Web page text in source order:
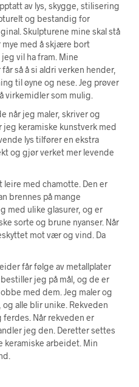
av lys, skygge, stilisering
og bestandig for
Skulpturene mine skal stå
med å skjære bort
vil ha fram. Mine
så å si aldri verken hender,
til øyne og nese. Jeg prøver
virkemidler som mulig.
når jeg maler, skriver og
keramiske kunstverk med
lys tilfører en ekstra
og gjør verket mer levende
med chamotte. Den er
brennes på mange
med ulike glasurer, og er
sorte og brune nyanser. Når
mot vær og vind. Da
får følge av metallplater
jeg på mål, og de er
med dem. Jeg maler og
alle blir unike. Rekveden
Når rekveden er
jeg den. Deretter settes
keramiske arbeidet. Min